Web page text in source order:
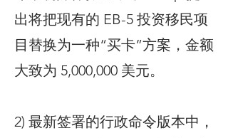
出将把现有的 EB-5 投资移民项
目替换为一种“买卡”方案，金额
大致为 5,000,000 美元。
2) 最新签署的行政命令版本中，